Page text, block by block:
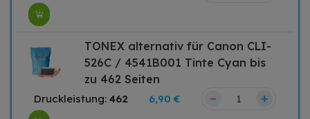
TONEX alternativ für Canon CLI-
526C / 4541B001 Tinte Cyan bis
zu 462 Seiten
Druckleistung: 462 6,90 € – +